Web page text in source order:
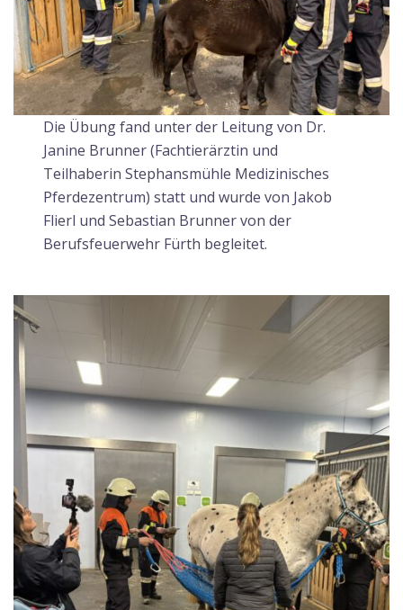
Die Übung fand unter der Leitung von Dr.
Janine Brunner (Fachtierärztin und
Teilhaberin Stephansmühle Medizinisches
Pferdezentrum) statt und wurde von Jakob
Flierl und Sebastian Brunner von der
Berufsfeuerwehr Fürth begleitet.